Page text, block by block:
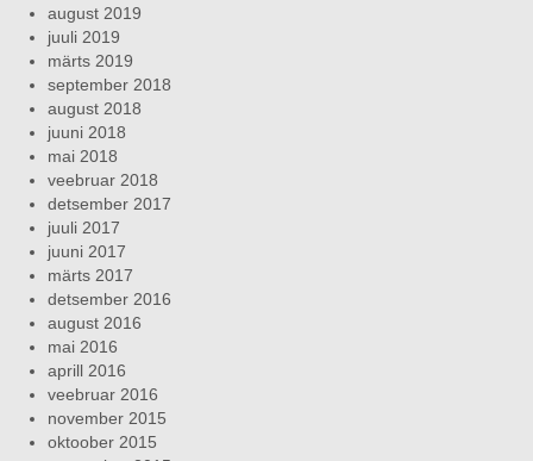
august 2019
juuli 2019
märts 2019
september 2018
august 2018
juuni 2018
mai 2018
veebruar 2018
detsember 2017
juuli 2017
juuni 2017
märts 2017
detsember 2016
august 2016
mai 2016
aprill 2016
veebruar 2016
november 2015
oktoober 2015